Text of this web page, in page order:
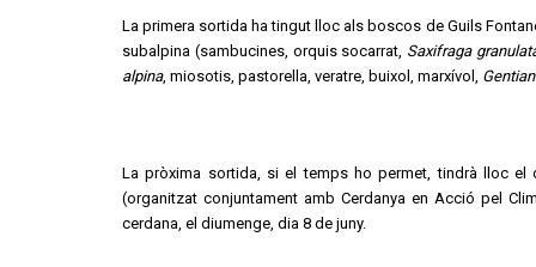
La primera sortida ha tingut lloc als boscos de Guils
subalpina (sambucines, orquis socarrat, Saxifraga
alpina, miosotis, pastorella, veratre, buixol, marxívol,
La pròxima sortida, si el temps ho permet, tindrà lloc el
(organitzat conjuntament amb Cerdanya en Acció pel
cerdana, el diumenge, dia 8 de juny.